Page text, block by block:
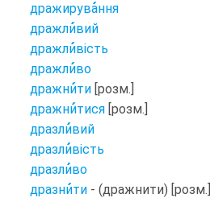
дражирування
дражливий
дражливість
дражливо
дражнити [розм.]
дражнитися [розм.]
дразливий
дразливість
дразливо
дразнити - (дражнити) [розм.]